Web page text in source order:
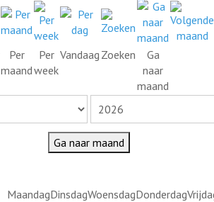
Per
maand
Per
week
Vandaag Zoeken
Ga
naar
maand
Ga naar maand
MaandagDinsdagWoensdagDonderdag